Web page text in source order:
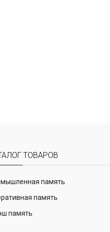
ТОВАРОВ
память
память
память